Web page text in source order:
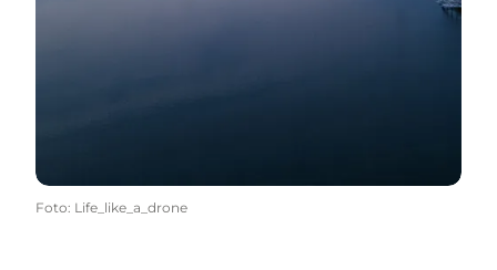
Foto: Life_like_a_drone